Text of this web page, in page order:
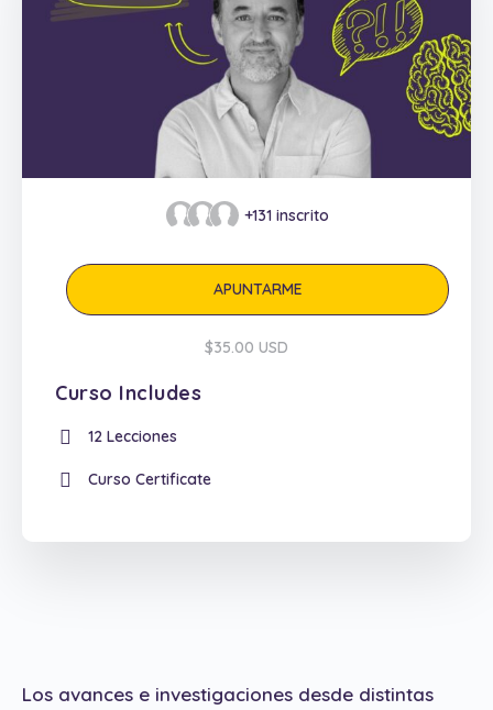
Los avances e investigaciones desde distintas
+131 inscrito
APUNTARME
$35.00 USD
Curso Includes
12 Lecciones
Curso Certificate